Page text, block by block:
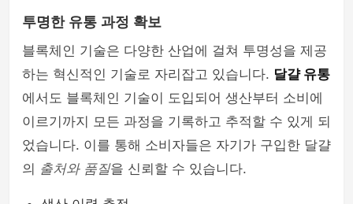
투명한 유통 과정 확보
블록체인 기술은 다양한 산업에 걸쳐 투명성을 제공
하는 혁신적인 기술로 자리잡고 있습니다. 달걀 유통
에서도 블록체인 기술이 도입되어 생산부터 소비에
이르기까지 모든 과정을 기록하고 추적할 수 있게 되
었습니다. 이를 통해 소비자들은 자기가 구입한 달걀
의 출처와 품질을 신뢰할 수 있습니다.